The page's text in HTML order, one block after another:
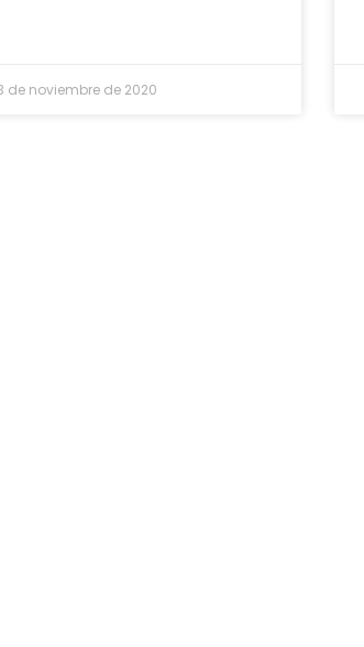
de noviembre de 2020